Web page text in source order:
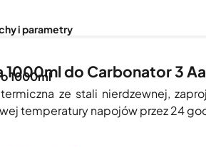
1000ml do Carbonator 3
i parametry
1000ml
ze stali nierdzewnej,
temperatury napojów przez 24